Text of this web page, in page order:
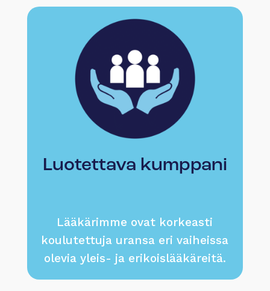
Luotettava kumppani
Lääkärimme ovat korkeasti
koulutettuja uransa eri vaiheissa
olevia yleis- ja erikoislääkäreitä.